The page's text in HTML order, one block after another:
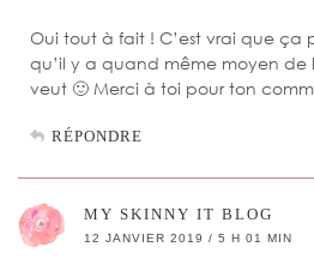
Oui tout à fait ! C’est vrai que ça
qu’il y a quand même moyen de
veut 🙂 Merci à toi pour ton
RÉPONDRE
MY SKINNY IT BLOG
12 JANVIER 2019 / 5 H 01 MIN